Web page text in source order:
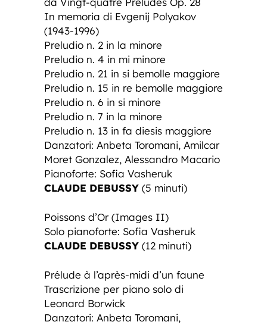
In memoria di Evgenij Polyakov
(1943-1996)
Preludio n. 2 in la minore
Preludio n. 4 in mi minore
Preludio n. 21 in si bemolle maggiore
Preludio n. 15 in re bemolle maggiore
Preludio n. 6 in si minore
Preludio n. 7 in la minore
Preludio n. 13 in fa diesis maggiore
Danzatori: Anbeta Toromani, Amilcar
Moret Gonzalez, Alessandro Macario
Pianoforte: Sofia Vasheruk
CLAUDE DEBUSSY (5 minuti)
Poissons d’Or (Images II)
Solo pianoforte: Sofia Vasheruk
CLAUDE DEBUSSY (12 minuti)
Prélude à l’après-midi d’un faune
Trascrizione per piano solo di
Leonard Borwick
Danzatori: Anbeta Toromani,